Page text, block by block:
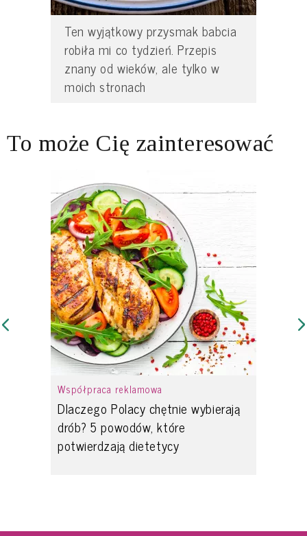
Ten wyjątkowy przysmak babcia
robiła mi co tydzień. Przepis
znany od wieków, ale tylko w
moich stronach
To może Cię zainteresować
Współpraca reklamowa
Dlaczego Polacy chętnie wybierają
drób? 5 powodów, które
potwierdzają dietetycy